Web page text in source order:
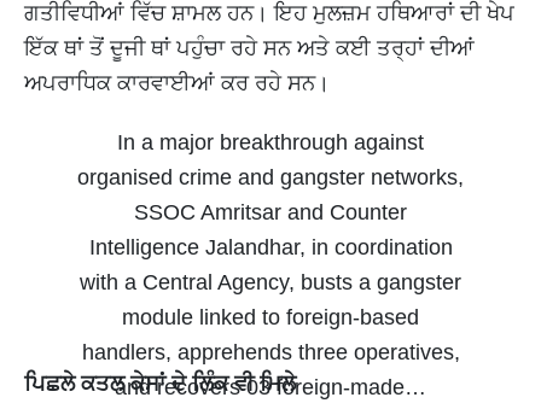
ਗਤੀਵਿਧੀਆਂ ਵਿੱਚ ਸ਼ਾਮਲ ਹਨ। ਇਹ ਮੁਲਜ਼ਮ ਹਥਿਆਰਾਂ ਦੀ ਖੇਪ
ਇੱਕ ਥਾਂ ਤੋਂ ਦੂਜੀ ਥਾਂ ਪਹੁੰਚਾ ਰਹੇ ਸਨ ਅਤੇ ਕਈ ਤਰ੍ਹਾਂ ਦੀਆਂ
ਅਪਰਾਧਿਕ ਕਾਰਵਾਈਆਂ ਕਰ ਰਹੇ ਸਨ।
In a major breakthrough against
organised crime and gangster networks,
SSOC Amritsar and Counter
Intelligence Jalandhar, in coordination
with a Central Agency, busts a gangster
module linked to foreign-based
handlers, apprehends three operatives,
and recovers 03 foreign-made…
ਪਿਛਲੇ ਕਤਲ ਕੇਸਾਂ ਦੇ ਲਿੰਕ ਵੀ ਮਿਲੇ